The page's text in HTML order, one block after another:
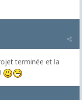
terminée et la